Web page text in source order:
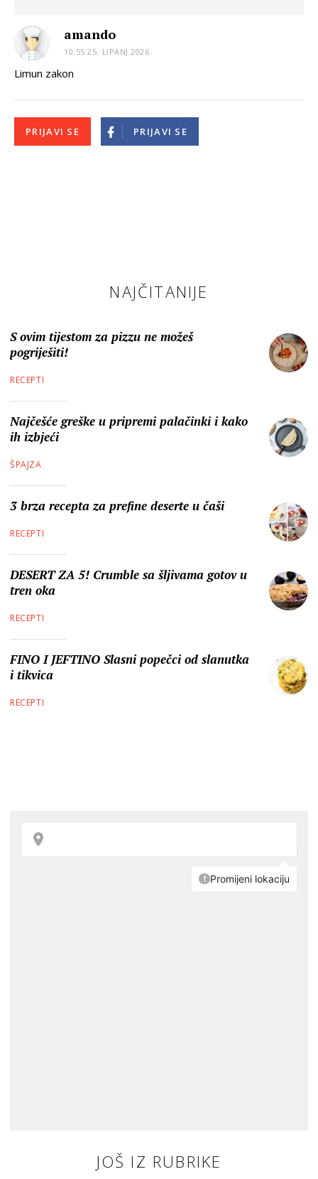
amando
10:55 25. LIPANJ 2026.
Limun zakon
PRIJAVI SE PRIJAVI SE
NAJČITANIJE
S ovim tijestom za pizzu ne možeš
pogriješiti!
RECEPTI
Najčešće greške u pripremi palačinki i kako
ih izbjeći
ŠPAJZA
3 brza recepta za prefine deserte u čaši
RECEPTI
DESERT ZA 5! Crumble sa šljivama gotov u
tren oka
RECEPTI
FINO I JEFTINO Slasni popečci od slanutka
i tikvica
RECEPTI
JOŠ IZ RUBRIKE